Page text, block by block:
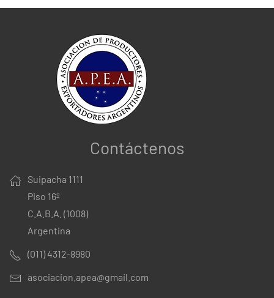
Contáctenos
Suipacha 1111
Piso 16º
C.A.B.A. (1008)
Argentina
(011) 4312-8980
asociacion.apea@gmail.com